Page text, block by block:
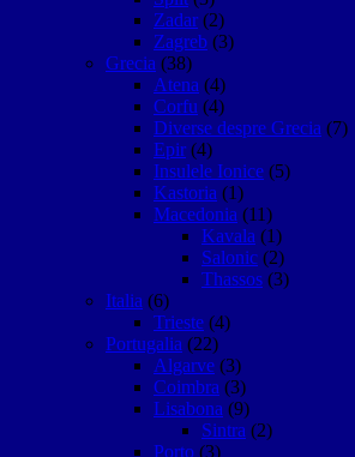
Zadar (2)
Zagreb (3)
Grecia (38)
Atena (4)
Corfu (4)
Diverse despre Grecia (7)
Epir (4)
Insulele Ionice (5)
Kastoria (1)
Macedonia (11)
Kavala (1)
Salonic (2)
Thassos (3)
Italia (6)
Trieste (4)
Portugalia (22)
Algarve (3)
Coimbra (3)
Lisabona (9)
Sintra (2)
Porto (3)